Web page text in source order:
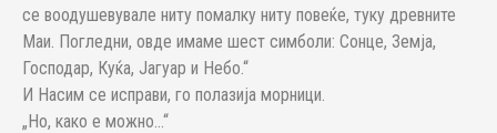
се воодушевувале ниту помалку ниту повеќе, туку древните
Маи. Погледни, овде имаме шест симболи: Сонце, Земја,
Господар, Куќа, Јагуар и Небо.“
И Насим се исправи, го полазија морници.
„Но, како е можно…“